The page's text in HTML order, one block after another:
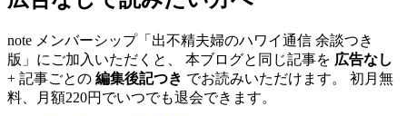
note メンバーシップ「出不精夫婦のハワイ通信 余談つき
版」にご加入いただくと、 本ブログと同じ記事を 広告なし
+ 記事ごとの 編集後記つき でお読みいただけます。 初月無
料、月額220円でいつでも退会できます。